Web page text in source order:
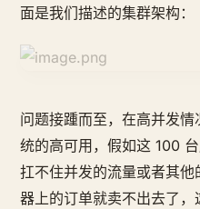
面是我们描述的集群架构：
问题接踵而至，在高并发
统的高可用，假如这 100
扛不住并发的流量或者其
器上的订单就卖不出去了，